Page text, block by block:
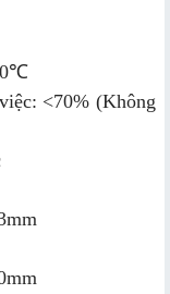
<70% (Không